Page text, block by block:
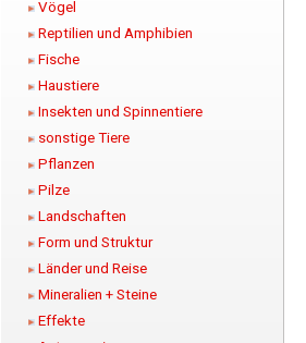
Vögel
Reptilien und Amphibien
Fische
Haustiere
Insekten und Spinnentiere
sonstige Tiere
Pflanzen
Pilze
Landschaften
Form und Struktur
Länder und Reise
Mineralien + Steine
Effekte